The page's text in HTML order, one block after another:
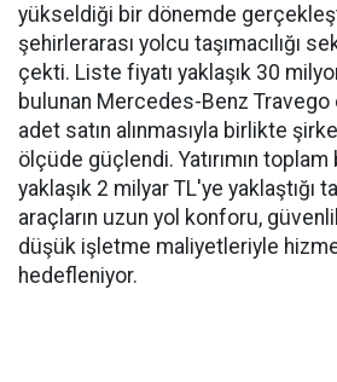
yükseldiği bir dönemde
şehirlerarası yolcu taşımacılığı
çekti. Liste fiyatı yaklaşık 30
bulunan Mercedes-Benz
adet satın alınmasıyla birlikte
ölçüde güçlendi. Yatırımın
yaklaşık 2 milyar TL'ye yaklaştığı
araçların uzun yol konforu,
düşük işletme maliyetleriyle
hedefleniyor.